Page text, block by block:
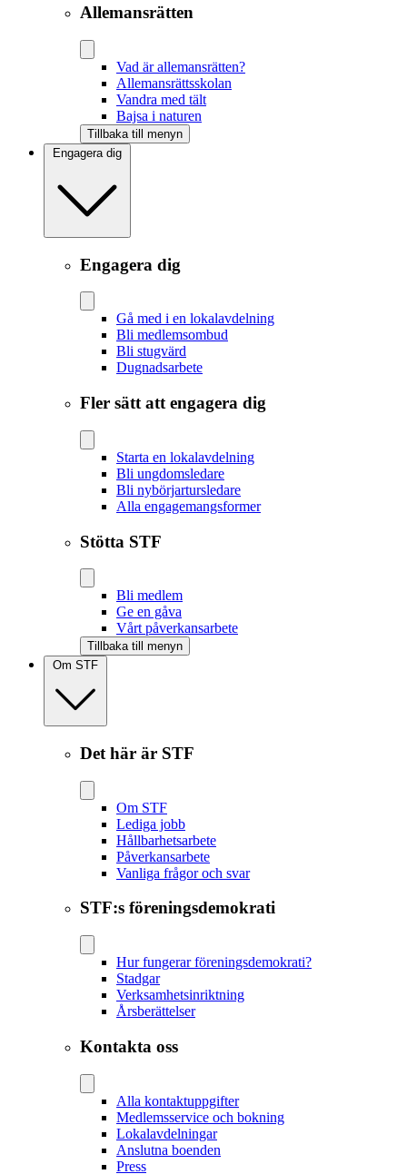
Allemansrätten
Vad är allemansrätten?
Allemansrättsskolan
Vandra med tält
Bajsa i naturen
Tillbaka till menyn
Engagera dig
Engagera dig
Gå med i en lokalavdelning
Bli medlemsombud
Bli stugvärd
Dugnadsarbete
Fler sätt att engagera dig
Starta en lokalavdelning
Bli ungdomsledare
Bli nybörjartursledare
Alla engagemangsformer
Stötta STF
Bli medlem
Ge en gåva
Vårt påverkansarbete
Tillbaka till menyn
Om STF
Det här är STF
Om STF
Lediga jobb
Hållbarhetsarbete
Påverkansarbete
Vanliga frågor och svar
STF:s föreningsdemokrati
Hur fungerar föreningsdemokrati?
Stadgar
Verksamhetsinriktning
Årsberättelser
Kontakta oss
Alla kontaktuppgifter
Medlemsservice och bokning
Lokalavdelningar
Anslutna boenden
Press